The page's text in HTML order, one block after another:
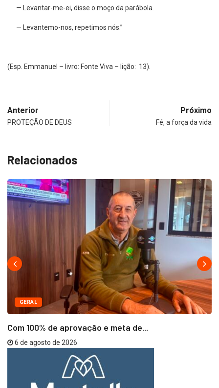
— Levantar-me-ei, disse o moço da parábola.
— Levantemo-nos, repetimos nós.”
(Esp. Emmanuel – livro: Fonte Viva – lição: 13).
Anterior
PROTEÇÃO DE DEUS
Próximo
Fé, a força da vida
Relacionados
GERAL
Com 100% de aprovação e meta de...
6 de agosto de 2026